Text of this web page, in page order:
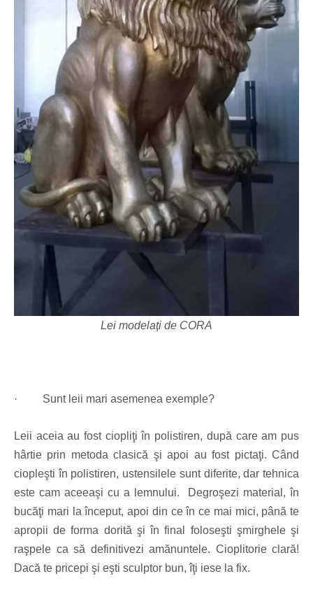
Lei modelaţi de CORA
· Sunt leii mari asemenea exemple?
Leii aceia au fost ciopliţi în polistiren, după care am pus
hârtie prin metoda clasică şi apoi au fost pictaţi. Când
ciopleşti în polistiren, ustensilele sunt diferite, dar tehnica
este cam aceeaşi cu a lemnului. Degroşezi material, în
bucăţi mari la început, apoi din ce în ce mai mici, până te
apropii de forma dorită şi în final foloseşti şmirghele şi
raşpele ca să definitivezi amănuntele. Cioplitorie clară!
Dacă te pricepi şi eşti sculptor bun, îţi iese la fix.